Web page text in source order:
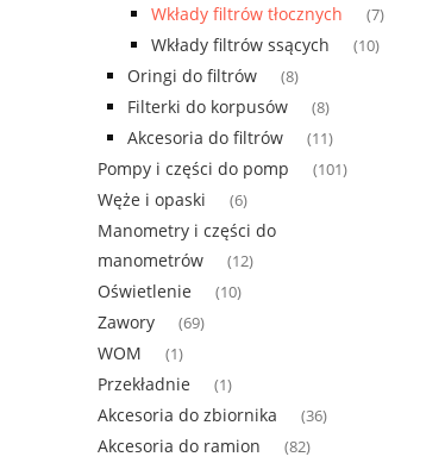
Wkłady filtrów tłocznych (7)
Wkłady filtrów ssących (10)
Oringi do filtrów (8)
Filterki do korpusów (8)
Akcesoria do filtrów (11)
Pompy i części do pomp (101)
Węże i opaski (6)
Manometry i części do
manometrów
(12)
Oświetlenie (10)
Zawory (69)
WOM (1)
Przekładnie (1)
Akcesoria do zbiornika (36)
Akcesoria do ramion (82)